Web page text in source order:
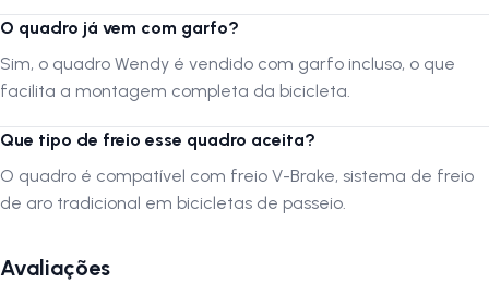
O quadro já vem com garfo?
Sim, o quadro Wendy é vendido com garfo incluso, o que
facilita a montagem completa da bicicleta.
Que tipo de freio esse quadro aceita?
O quadro é compatível com freio V-Brake, sistema de freio
de aro tradicional em bicicletas de passeio.
Avaliações